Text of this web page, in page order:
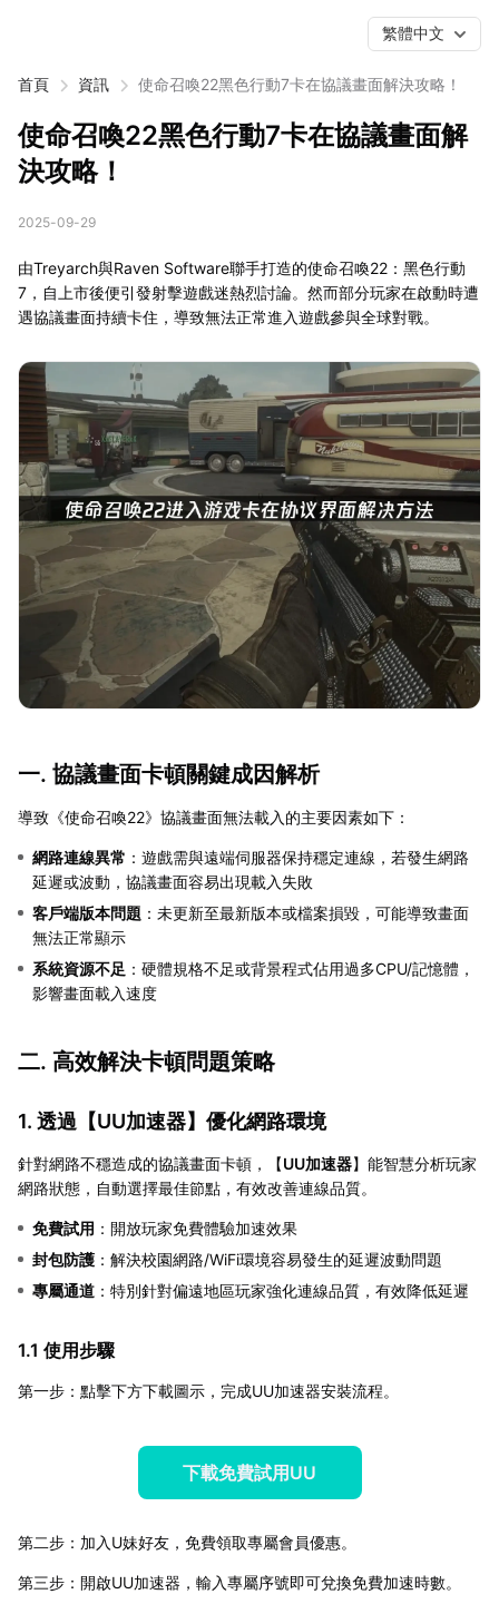
首頁 資訊 使命召喚22黑色行動7卡在協議畫面解決攻略！
繁體中文
使命召喚22黑色行動7卡在協議畫面解
決攻略！
2025-09-29
由Treyarch與Raven Software聯手打造的使命召喚22：黑色行動
7，自上市後便引發射擊遊戲迷熱烈討論。然而部分玩家在啟動時遭
遇協議畫面持續卡住，導致無法正常進入遊戲參與全球對戰。
一. 協議畫面卡頓關鍵成因解析
導致《使命召喚22》協議畫面無法載入的主要因素如下：
網路連線異常 ：遊戲需與遠端伺服器保持穩定連線，若發生網路
延遲或波動，協議畫面容易出現載入失敗
客戶端版本問題 ：未更新至最新版本或檔案損毀，可能導致畫面
無法正常顯示
系統資源不足 ：硬體規格不足或背景程式佔用過多CPU/記憶體，
影響畫面載入速度
二. 高效解決卡頓問題策略
1. 透過【UU加速器】優化網路環境
針對網路不穩造成的協議畫面卡頓，【UU加速器】能智慧分析玩家
網路狀態，自動選擇最佳節點，有效改善連線品質。
免費試用 ：開放玩家免費體驗加速效果
封包防護 ：解決校園網路/WiFi環境容易發生的延遲波動問題
專屬通道 ：特別針對偏遠地區玩家強化連線品質，有效降低延遲
1.1 使用步驟
第一步：點擊下方下載圖示，完成UU加速器安裝流程。
下載免費試用UU
第二步：加入U妹好友，免費領取專屬會員優惠。
第三步：開啟UU加速器，輸入專屬序號即可兌換免費加速時數。